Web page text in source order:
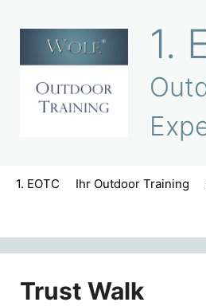
Inhalt
springen
1.
1. EOTC Ihr Outdoor Training
Trust Walk